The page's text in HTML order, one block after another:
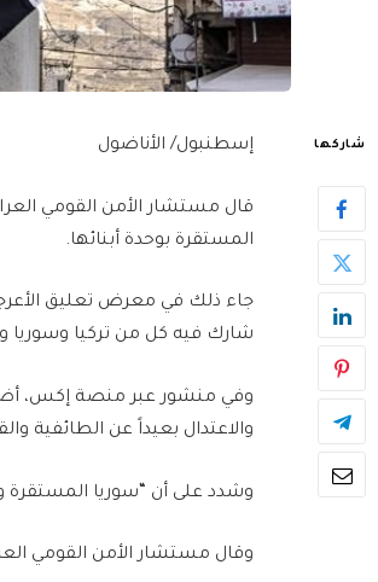
شاركها إسطنبول/ الأناضول
قال مستشار الأمن القومي
المستقرة بوحدة أبنائها.
جاء ذلك في معرض تعليق
شارك فيه كل من تركيا وسوريا
وفي منشور عبر منصة إكس،
والاعتدال بعيداً عن الطائفية
وشدد على أن “سوريا
وقال مستشار الأمن القومي